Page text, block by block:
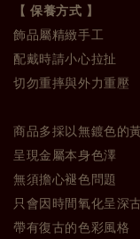
【 保養方式 】
飾品屬精緻手工
配戴時請小心拉扯
切勿重摔與外力重壓
商品多採以無鍍色的
呈現金屬本身色澤
無須擔心褪色問題
只會因時間氧化呈深
帶有復古的色彩風格